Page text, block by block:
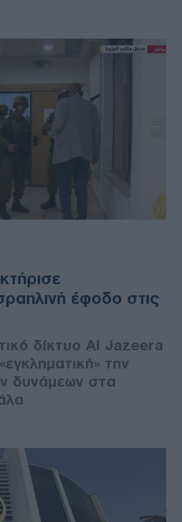
έφοδο στις
δίκτυο Al Jazeera
την
δυνάμεων στα